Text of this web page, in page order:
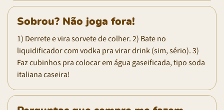
Sobrou? Não joga fora!
1) Derrete e vira sorvete de colher. 2) Bate no
liquidificador com vodka pra virar drink (sim, sério). 3)
Faz cubinhos pra colocar em água gaseificada, tipo soda
italiana caseira!